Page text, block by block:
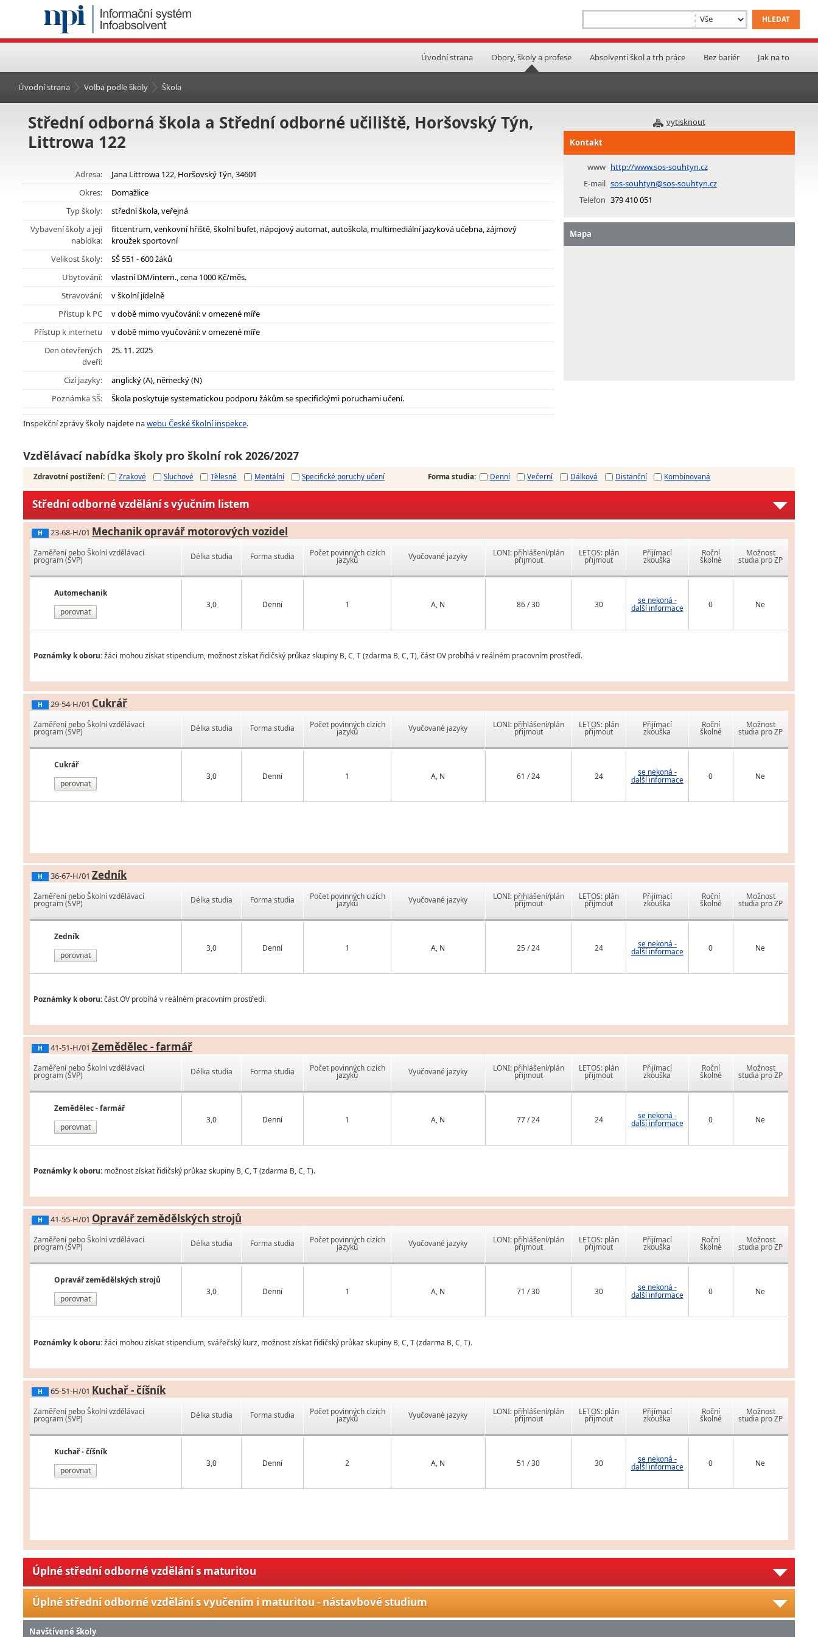
Úvodní strana Obory, školy a profese Absolventi škol a trh práce Bez bariér Jak na to
Úvodní strana Volba podle školy Škola
vytisknout
Střední odborná škola a Střední odborné učiliště, Horšovský Týn,
Littrowa 122
Adresa:
Jana Littrowa 122, Horšovský Týn, 34601
Okres:
Domažlice
Typ školy:
střední škola, veřejná
Vybavení školy a její
nabídka:
fitcentrum, venkovní hřiště, školní bufet, nápojový automat, autoškola, multimediální jazyková učebna, zájmový
kroužek sportovní
Velikost školy:
SŠ 551 - 600 žáků
Ubytování:
vlastní DM/intern., cena 1000 Kč/měs.
Stravování:
v školní jídelně
Přístup k PC
v době mimo vyučování: v omezené míře
Přístup k internetu
v době mimo vyučování: v omezené míře
Den otevřených
dveří:
25. 11. 2025
Cizí jazyky:
anglický (A), německý (N)
Poznámka SŠ:
Škola poskytuje systematickou podporu žákům se specifickými poruchami učení.
Inspekční zprávy školy najdete nawebu České školní inspekce.
Kontakt
www http://www.sos-souhtyn.cz
E-mail sos-souhtyn@sos-souhtyn.cz
Telefon 379 410 051
Mapa
Vzdělávací nabídka školy pro školní rok 2026/2027
Zdravotní postižení: Zrakové Sluchové Tělesné Mentální Specifické poruchy učení Forma studia: Denní Večerní Dálková Distanční Kombinovaná
Střední odborné vzdělání s výučním listem
H 23-68-H/01 Mechanik opravář motorových vozidel
Zaměření nebo Školní vzdělávací
program (ŠVP)
Automechanik
porovnat
Délka studia Forma studia Počet povinných cizích
jazyků Vyučované jazyky
3,0 Denní 1 A, N
LONI: přihlášení/plán
přijmout
LETOS: plán
přijmout
Přijímací
zkouška
Roční
školné
Možnost
studia pro ZP
86 / 30 30 se nekoná -
další informace 0 Ne
Poznámky k oboru:žáci mohou získat stipendium, možnost získat řidičský průkaz skupiny B, C, T (zdarma B, C, T), část OV probíhá v reálném pracovním prostředí.
H 29-54-H/01 Cukrář
Zaměření nebo Školní vzdělávací
program (ŠVP)
Cukrář
porovnat
Délka studia Forma studia Počet povinných cizích
jazyků Vyučované jazyky
3,0 Denní 1 A, N
LONI: přihlášení/plán
přijmout
LETOS: plán
přijmout
Přijímací
zkouška
Roční
školné
Možnost
studia pro ZP
61 / 24 24 se nekoná -
další informace 0 Ne
H 36-67-H/01 Zedník
Zaměření nebo Školní vzdělávací
program (ŠVP)
Zedník
porovnat
Délka studia Forma studia Počet povinných cizích
jazyků Vyučované jazyky
3,0 Denní 1 A, N
LONI: přihlášení/plán
přijmout
LETOS: plán
přijmout
Přijímací
zkouška
Roční
školné
Možnost
studia pro ZP
25 / 24 24 se nekoná -
další informace 0 Ne
Poznámky k oboru:část OV probíhá v reálném pracovním prostředí.
H 41-51-H/01 Zemědělec - farmář
Zaměření nebo Školní vzdělávací
program (ŠVP)
Zemědělec - farmář
porovnat
Délka studia Forma studia Počet povinných cizích
jazyků Vyučované jazyky
3,0 Denní 1 A, N
LONI: přihlášení/plán
přijmout
LETOS: plán
přijmout
Přijímací
zkouška
Roční
školné
Možnost
studia pro ZP
77 / 24 24 se nekoná -
další informace 0 Ne
Poznámky k oboru: možnost získat řidičský průkaz skupiny B, C, T (zdarma B, C, T).
H 41-55-H/01 Opravář zemědělských strojů
Zaměření nebo Školní vzdělávací
program (ŠVP)
Opravář zemědělských strojů
porovnat
Délka studia Forma studia Počet povinných cizích
jazyků Vyučované jazyky
3,0 Denní 1 A, N
LONI: přihlášení/plán
přijmout
LETOS: plán
přijmout
Přijímací
zkouška
Roční
školné
Možnost
studia pro ZP
71 / 30 30 se nekoná -
další informace 0 Ne
Poznámky k oboru:žáci mohou získat stipendium, svářečský kurz, možnost získat řidičský průkaz skupiny B, C, T (zdarma B, C, T).
H 65-51-H/01 Kuchař - číšník
Zaměření nebo Školní vzdělávací
program (ŠVP)
Kuchař - číšník
porovnat
Délka studia Forma studia Počet povinných cizích
jazyků Vyučované jazyky
3,0 Denní 2 A, N
LONI: přihlášení/plán
přijmout
LETOS: plán
přijmout
Přijímací
zkouška
Roční
školné
Možnost
studia pro ZP
51 / 30 30 se nekoná -
další informace 0 Ne
Úplné střední odborné vzdělání s maturitou
Úplné střední odborné vzdělání s vyučením i maturitou - nástavbové studium
Navštívené školy